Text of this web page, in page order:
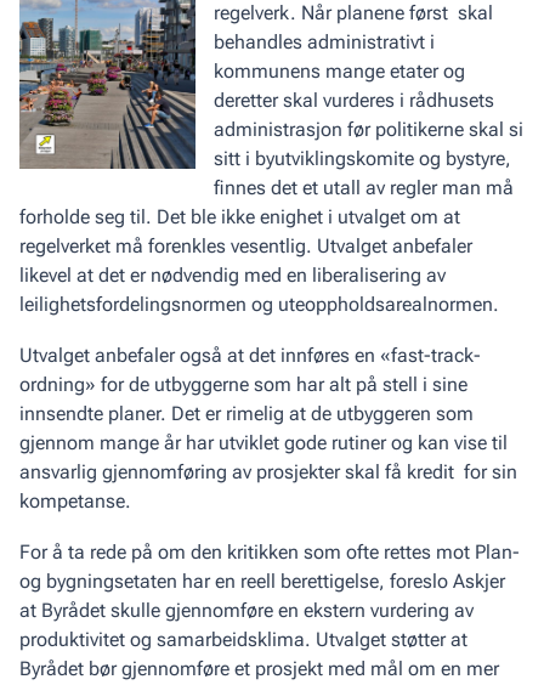
regelverk. Når planene først skal
behandles administrativt i
kommunens mange etater og
deretter skal vurderes i rådhusets
administrasjon før politikerne skal si
sitt i byutviklingskomite og bystyre,
finnes det et utall av regler man må
forholde seg til. Det ble ikke enighet i utvalget om at
regelverket må forenkles vesentlig. Utvalget anbefaler
likevel at det er nødvendig med en liberalisering av
leilighetsfordelingsnormen og uteoppholdsarealnormen.
Utvalget anbefaler også at det innføres en «fast-track-
ordning» for de utbyggerne som har alt på stell i sine
innsendte planer. Det er rimelig at de utbyggeren som
gjennom mange år har utviklet gode rutiner og kan vise til
ansvarlig gjennomføring av prosjekter skal få kredit for sin
kompetanse.
For å ta rede på om den kritikken som ofte rettes mot Plan-
og bygningsetaten har en reell berettigelse, foreslo Askjer
at Byrådet skulle gjennomføre en ekstern vurdering av
produktivitet og samarbeidsklima. Utvalget støtter at
Byrådet bør gjennomføre et prosjekt med mål om en mer